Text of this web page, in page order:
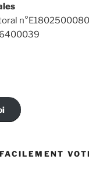
n°E1802500080